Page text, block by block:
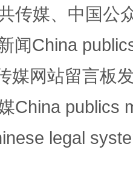
传媒、中国公
闻China
媒网站留言板
China publics
legal